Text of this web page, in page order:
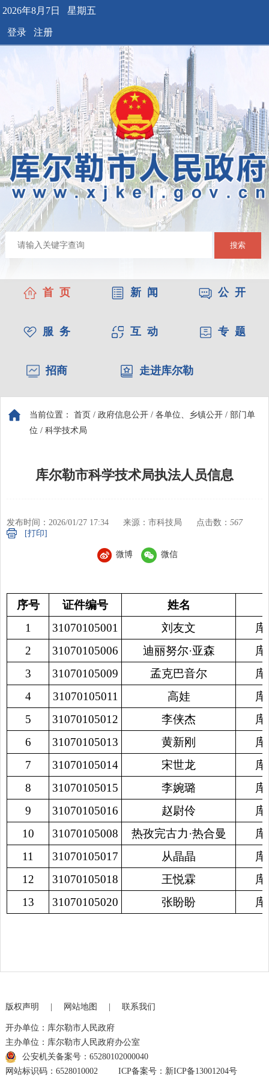
2026年8月7日 星期五
登录 注册
搜索
首 页 新 闻 公 开
服 务 互 动 专 题
招商 走进库尔勒
当前位置： 首页 / 政府信息公开 / 各单位、乡镇公开 / 部门单
位 / 科学技术局
库尔勒市科学技术局执法人员信息
发布时间：2026/01/27 17:34 来源：市科技局 点击数： 567
[打印]
微博 微信
序号 证件编号
姓名
1
31070105001 刘友文
2
31070105006 迪丽努尔·亚森
3
31070105009 孟克巴音尔
4
31070105011 高娃
5
31070105012 李侠杰
6
31070105013 黄新刚
7
31070105014 宋世龙
8
31070105015 李婉璐
9
31070105016 赵尉伶
10
31070105008 热孜完古力·热合曼
11
31070105017 从晶晶
12
31070105018 王悦霖
13
31070105020 张盼盼
版权声明 | 网站地图 | 联系我们
开办单位：库尔勒市人民政府
主办单位：库尔勒市人民政府办公室
公安机关备案号：65280102000040
网站标识码：6528010002
ICP备案号：新ICP备13001204号